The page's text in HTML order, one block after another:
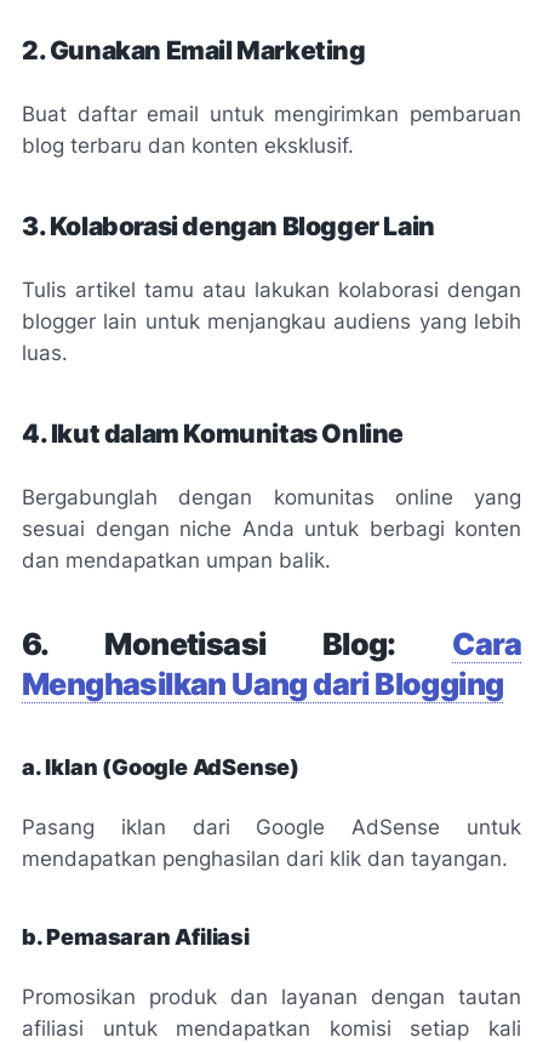
2. Gunakan Email Marketing
Buat daftar email untuk mengirimkan pembaruan
blog terbaru dan konten eksklusif.
3. Kolaborasi dengan Blogger Lain
Tulis artikel tamu atau lakukan kolaborasi dengan
blogger lain untuk menjangkau audiens yang lebih
luas.
4. Ikut dalam Komunitas Online
Bergabunglah dengan komunitas online yang
sesuai dengan niche Anda untuk berbagi konten
dan mendapatkan umpan balik.
6. Monetisasi Blog: Cara
Menghasilkan Uang dari Blogging
a. Iklan (Google AdSense)
Pasang iklan dari Google AdSense untuk
mendapatkan penghasilan dari klik dan tayangan.
b. Pemasaran Afiliasi
Promosikan produk dan layanan dengan tautan
afiliasi untuk mendapatkan komisi setiap kali